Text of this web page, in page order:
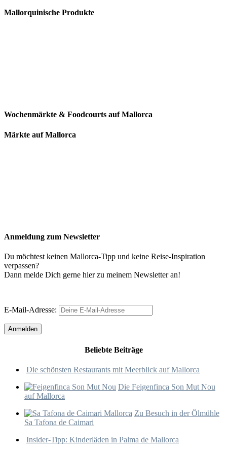
Mallorquinische Produkte
Wochenmärkte & Foodcourts auf Mallorca
Märkte auf Mallorca
Anmeldung zum Newsletter
Du möchtest keinen Mallorca-Tipp und keine Reise-Inspiration
verpassen?
Dann melde Dich gerne hier zu meinem Newsletter an!
E-Mail-Adresse:
Beliebte Beiträge
Die schönsten Restaurants mit Meerblick auf Mallorca
Die Feigenfinca Son Mut Nou
auf Mallorca
Zu Besuch in der Ölmühle
Sa Tafona de Caimari
Insider-Tipp: Kinderläden in Palma de Mallorca